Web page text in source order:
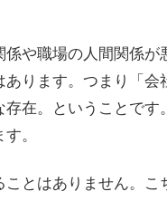
や職場の人間関係が
あります。つまり「会
存在。ということです
。
ことはありません。こ